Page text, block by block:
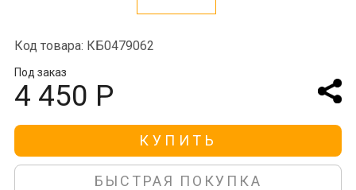
Код товара: КБ0479062
Под заказ
4 450 Р
КУПИТЬ
БЫСТРАЯ ПОКУПКА